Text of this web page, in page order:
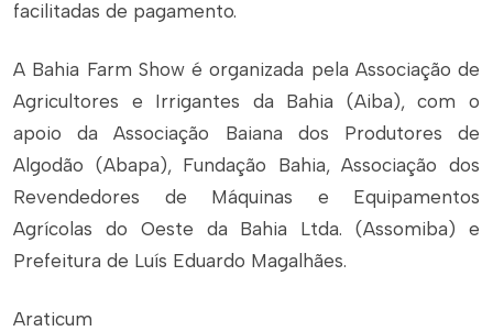
facilitadas de pagamento.
A Bahia Farm Show é organizada pela Associação de
Agricultores e Irrigantes da Bahia (Aiba), com o
apoio da Associação Baiana dos Produtores de
Algodão (Abapa), Fundação Bahia, Associação dos
Revendedores de Máquinas e Equipamentos
Agrícolas do Oeste da Bahia Ltda. (Assomiba) e
Prefeitura de Luís Eduardo Magalhães.
Araticum